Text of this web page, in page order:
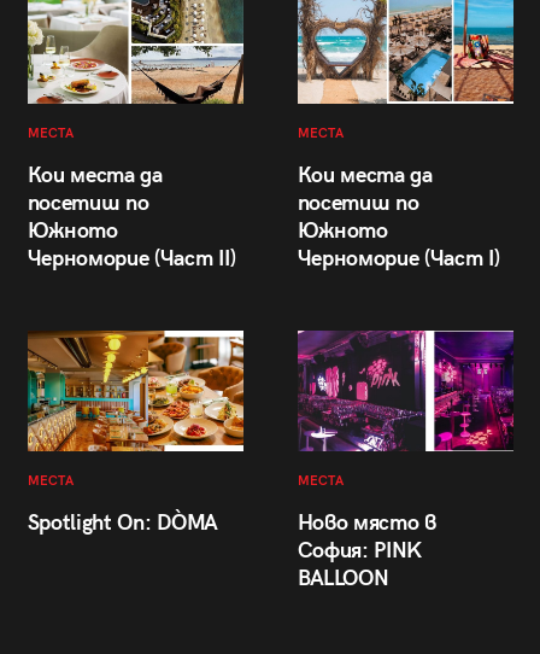
МЕСТА
Кои места да
посетиш по
Южното
Черноморие (Част II)
МЕСТА
Кои места да
посетиш по
Южното
Черноморие (Част I)
МЕСТА
Spotlight On: DÒMA
МЕСТА
Ново място в
София: PINK
BALLOON